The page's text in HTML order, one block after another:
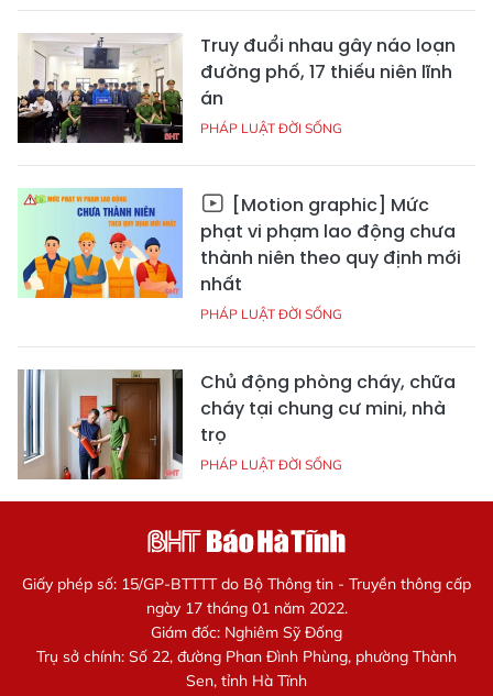
Truy đuổi nhau gây náo loạn
đường phố, 17 thiếu niên lĩnh
án
PHÁP LUẬT ĐỜI SỐNG
[Motion graphic] Mức
phạt vi phạm lao động chưa
thành niên theo quy định mới
nhất
PHÁP LUẬT ĐỜI SỐNG
Chủ động phòng cháy, chữa
cháy tại chung cư mini, nhà
trọ
PHÁP LUẬT ĐỜI SỐNG
Giấy phép số: 15/GP-BTTTT do Bộ Thông tin - Truyền thông cấp
ngày 17 tháng 01 năm 2022.
Giám đốc: Nghiêm Sỹ Đống
Trụ sở chính: Số 22, đường Phan Đình Phùng, phường Thành
Sen, tỉnh Hà Tĩnh